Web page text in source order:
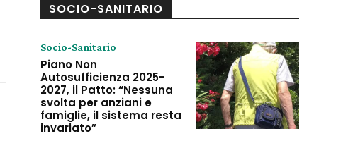
SOCIO-SANITARIO
Socio-Sanitario
Piano Non
Autosufficienza 2025-
2027, il Patto: “Nessuna
svolta per anziani e
famiglie, il sistema resta
invariato”